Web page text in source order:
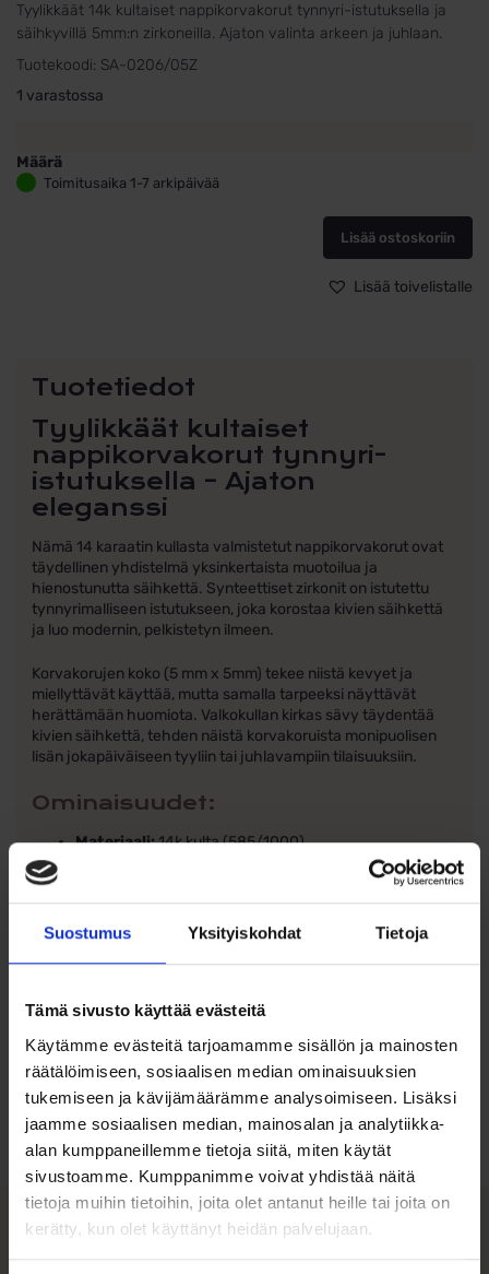
Suostumus Yksityiskohdat Tietoja
Tämä sivusto käyttää evästeitä
Käytämme evästeitä tarjoamamme sisällön ja mainosten
räätälöimiseen, sosiaalisen median ominaisuuksien
tukemiseen ja kävijämäärämme analysoimiseen. Lisäksi
jaamme sosiaalisen median, mainosalan ja analytiikka-
alan kumppaneillemme tietoja siitä, miten käytät
sivustoamme. Kumppanimme voivat yhdistää näitä
tietoja muihin tietoihin, joita olet antanut heille tai joita on
kerätty, kun olet käyttänyt heidän palvelujaan.
Tyylikkäät 14k kultaiset nappikorvakorut tynnyri-istutuksella ja
säihkyvillä 5mm:n zirkoneilla. Ajaton valinta arkeen ja juhlaan.
Tuotekoodi: SA-0206/05Z
1 varastossa
Määrä
Kultakorvakorut
Toimitusaika 1-7 arkipäivää
Lisää ostoskoriin
Lisää toivelistalle
Tuotetiedot
Tyylikkäät kultaiset
nappikorvakorut tynnyri-
istutuksella – Ajaton
eleganssi
Nämä 14 karaatin kullasta valmistetut nappikorvakorut ovat
täydellinen yhdistelmä yksinkertaista muotoilua ja
hienostunutta säihkettä. Synteettiset zirkonit on istutettu
tynnyrimalliseen istutukseen, joka korostaa kivien säihkettä
ja luo modernin, pelkistetyn ilmeen.
Korvakorujen koko (5 mm x 5mm) tekee niistä kevyet ja
miellyttävät käyttää, mutta samalla tarpeeksi näyttävät
herättämään huomiota. Valkokullan kirkas sävy täydentää
kivien säihkettä, tehden näistä korvakoruista monipuolisen
lisän jokapäiväiseen tyyliin tai juhlavampiin tilaisuuksiin.
Ominaisuudet:
Materiaali:14k kulta (585/1000)
Tynnyrimallinen, korostaa kivien säihkettä
Koko:Korkeus 5 mm, leveys 5 mm
Ohjeita sormuksen tai korun
koon valintaan
Tutustu ohjeisiin
Tutustu myös